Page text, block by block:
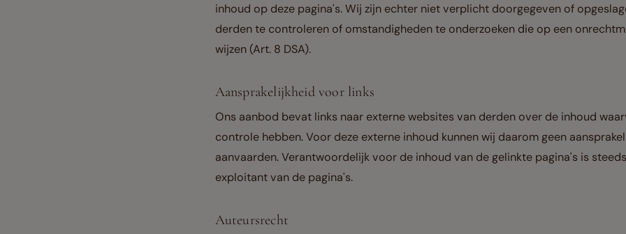
inhoud op deze pagina's. Wij zijn echter niet verplicht doorgegeven of
derden te controleren of omstandigheden te onderzoeken die op een
wijzen (Art. 8 DSA).
Aansprakelijkheid voor links
Ons aanbod bevat links naar externe websites van derden over de inhoud
controle hebben. Voor deze externe inhoud kunnen wij daarom geen
aanvaarden. Verantwoordelijk voor de inhoud van de gelinkte pagina's is
exploitant van de pagina's.
Auteursrecht